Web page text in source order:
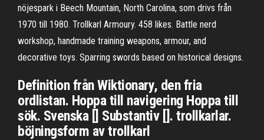
nöjespark i Beech Mountain, North Carolina, som drivs från
1970 till 1980. Trollkarl Armoury. 458 likes. Battle nerd
workshop, handmade training weapons, armour, and
decorative toys. Sparring swords based on historical designs.
Definition från Wiktionary, den fria
ordlistan. Hoppa till navigering Hoppa till
sök. Svenska [] Substantiv []. trollkarlar.
böjningsform av trollkarl